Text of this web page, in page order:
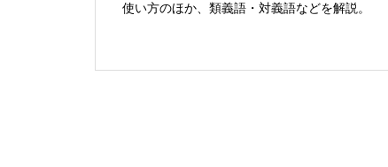
使い方のほか、類義語・対義語などを解説。